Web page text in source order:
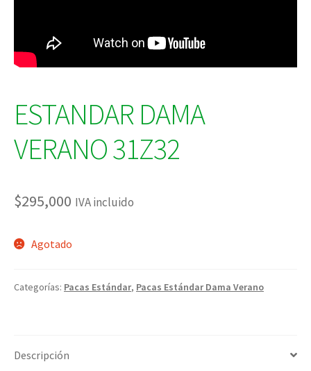
ESTANDAR DAMA
VERANO 31Z32
$295,000 IVA incluido
Agotado
Categorías: Pacas Estándar, Pacas Estándar Dama Verano
Descripción